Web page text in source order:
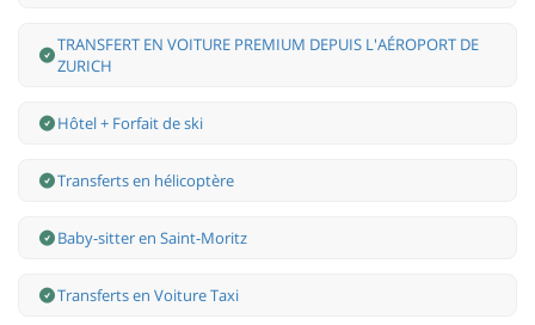
TRANSFERT EN VOITURE PREMIUM DEPUIS L'AÉROPORT DE
ZURICH
Hôtel + Forfait de ski
Transferts en hélicoptère
Baby-sitter en Saint-Moritz
Transferts en Voiture Taxi